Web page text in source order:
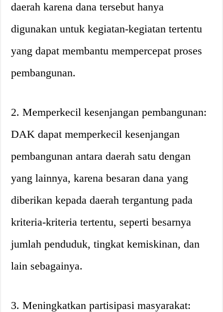
daerah karena dana tersebut hanya
digunakan untuk kegiatan-kegiatan tertentu
yang dapat membantu mempercepat proses
pembangunan.
2. Memperkecil kesenjangan pembangunan:
DAK dapat memperkecil kesenjangan
pembangunan antara daerah satu dengan
yang lainnya, karena besaran dana yang
diberikan kepada daerah tergantung pada
kriteria-kriteria tertentu, seperti besarnya
jumlah penduduk, tingkat kemiskinan, dan
lain sebagainya.
3. Meningkatkan partisipasi masyarakat: